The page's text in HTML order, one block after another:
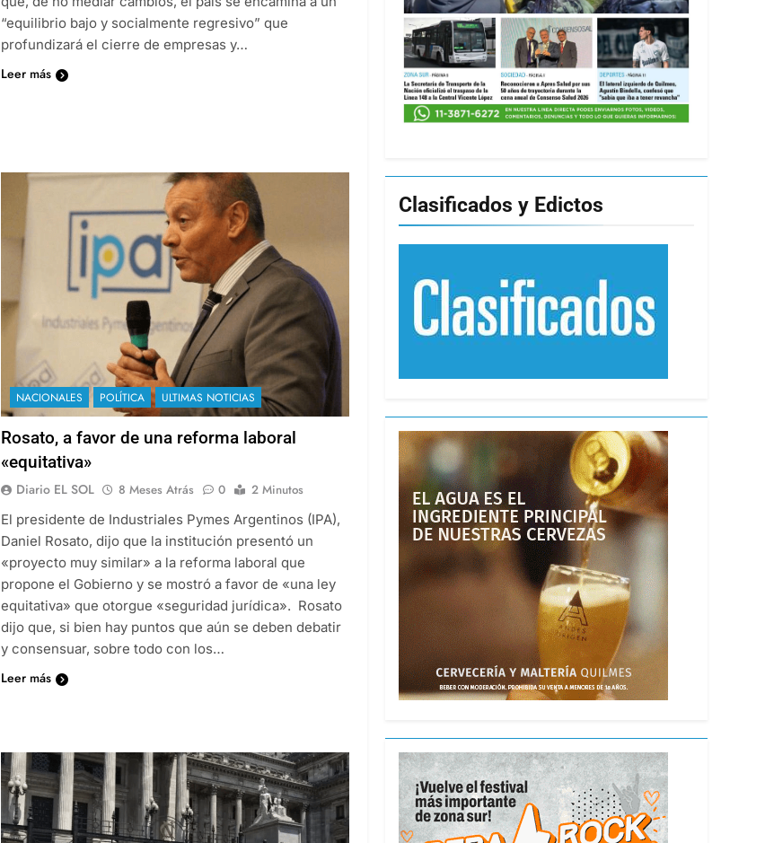
“equilibrio bajo y socialmente regresivo” que
profundizará el cierre de empresas y…
Leer más
NACIONALES POLÍTICA ULTIMAS NOTICIAS
Rosato, a favor de una reforma laboral
«equitativa»
Diario EL SOL 8 Meses Atrás 0
2 Minutos
El presidente de Industriales Pymes Argentinos (IPA),
Daniel Rosato, dijo que la institución presentó un
«proyecto muy similar» a la reforma laboral que
propone el Gobierno y se mostró a favor de «una ley
equitativa» que otorgue «seguridad jurídica». Rosato
dijo que, si bien hay puntos que aún se deben debatir
y consensuar, sobre todo con los…
Leer más
Clasificados y Edictos